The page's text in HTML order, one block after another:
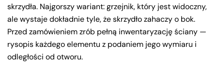
skrzydła. Najgorszy wariant: grzejnik, który jest widoczny,
ale wystaje dokładnie tyle, że skrzydło zahaczy o bok.
Przed zamówieniem zrób pełną inwentaryzację ściany —
rysopis każdego elementu z podaniem jego wymiaru i
odległości od otworu.